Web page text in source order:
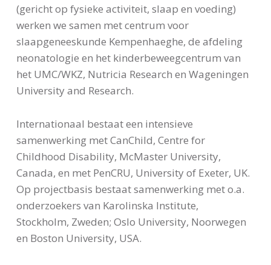
(gericht op fysieke activiteit, slaap en voeding)
werken we samen met centrum voor
slaapgeneeskunde Kempenhaeghe, de afdeling
neonatologie en het kinderbeweegcentrum van
het UMC/WKZ, Nutricia Research en Wageningen
University and Research.
Internationaal bestaat een intensieve
samenwerking met CanChild, Centre for
Childhood Disability, McMaster University,
Canada, en met PenCRU, University of Exeter, UK.
Op projectbasis bestaat samenwerking met o.a.
onderzoekers van Karolinska Institute,
Stockholm, Zweden; Oslo University, Noorwegen
en Boston University, USA.